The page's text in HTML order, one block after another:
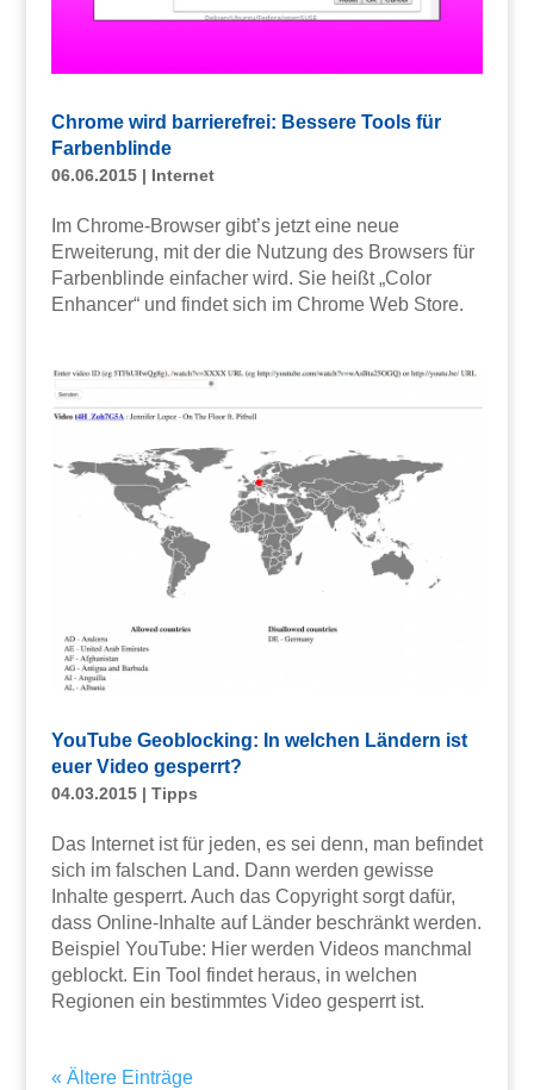
Chrome wird barrierefrei: Bessere Tools für
Farbenblinde
06.06.2015| Internet
Im Chrome-Browser gibt’s jetzt eine neue
Erweiterung, mit der die Nutzung des Browsers für
Farbenblinde einfacher wird. Sie heißt „Color
Enhancer“ und findet sich im Chrome Web Store.
YouTube Geoblocking: In welchen Ländern ist
euer Video gesperrt?
04.03.2015| Tipps
Das Internet ist für jeden, es sei denn, man befindet
sich im falschen Land. Dann werden gewisse
Inhalte gesperrt. Auch das Copyright sorgt dafür,
dass Online-Inhalte auf Länder beschränkt werden.
Beispiel YouTube: Hier werden Videos manchmal
geblockt. Ein Tool findet heraus, in welchen
Regionen ein bestimmtes Video gesperrt ist.
« Ältere Einträge